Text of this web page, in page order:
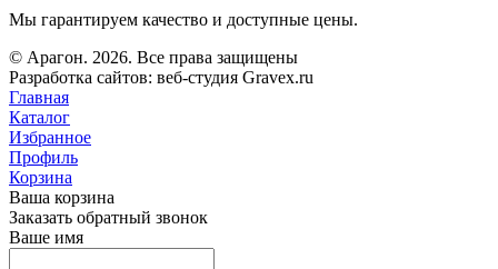
Мы гарантируем качество и доступные цены.
© Арагон. 2026. Все права защищены
Разработка сайтов: веб-студия Gravex.ru
Главная
Каталог
Избранное
Профиль
Корзина
Ваша корзина
Заказать обратный звонок
Ваше имя